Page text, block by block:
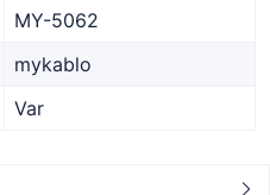
MY-5062
mykablo
Var